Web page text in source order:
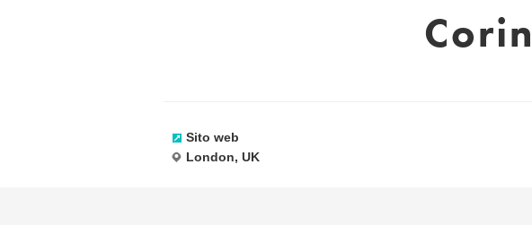
Sito web
London, UK